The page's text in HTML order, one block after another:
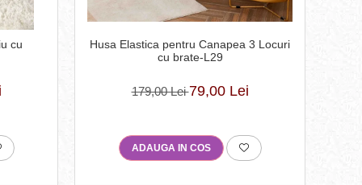
cu
Husa Elastica pentru Canapea 3 Locuri
cu brate-L29
179,00 Lei79,00 Lei
ADAUGA IN COS